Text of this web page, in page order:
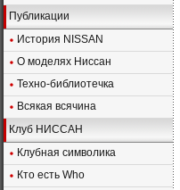
Публикации
История NISSAN
О моделях Ниссан
Техно-библиотечка
Всякая всячина
Клуб НИССАН
Клубная символика
Кто есть Who